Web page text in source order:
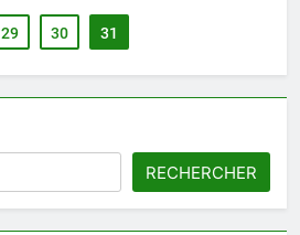
29 30 31
RECHERCHER